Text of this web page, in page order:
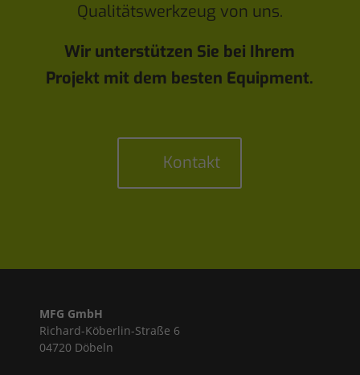
Qualitätswerkzeug von uns.
Wir unterstützen Sie bei Ihrem
Projekt mit dem besten Equipment.
Kontakt
MFG GmbH
Richard-Köberlin-Straße 6
04720 Döbeln